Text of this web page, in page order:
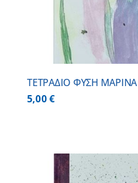
ΤΕΤΡΑΔΙΟ ΦΥΣΗ ΜΑΡΙΝΑ
5,00€